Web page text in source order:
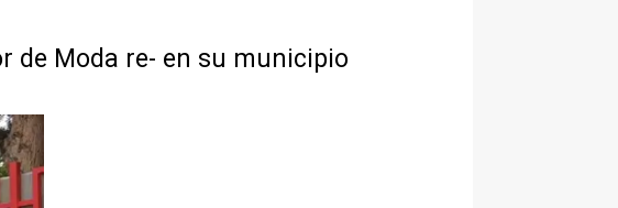
de Moda re- en su municipio